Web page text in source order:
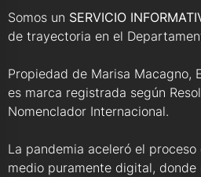
Somos un SERVICIO
de trayectoria en el
Propiedad de Marisa Macagno,
es marca registrada según
Nomenclador Internacional.
La pandemia aceleró el
medio puramente digital, donde